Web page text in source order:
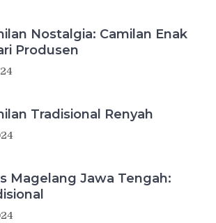
Nostalgia: Camilan Enak
Produsen
Tradisional Renyah
Magelang Jawa Tengah: